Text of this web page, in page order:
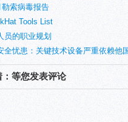
勒索病毒报告
Tools List
员的职业规划
全忧患：关键技术设备严重依赖他
等您发表评论